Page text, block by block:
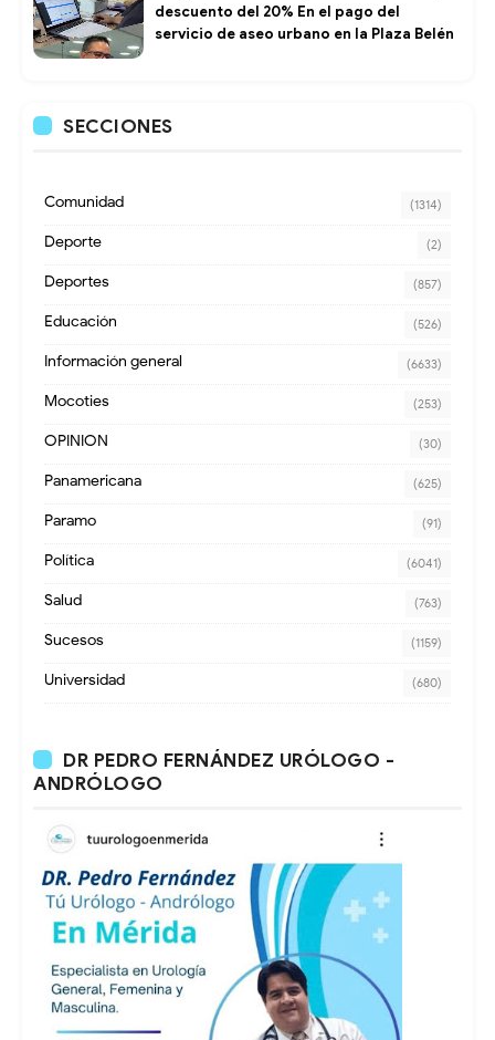
descuento del 20% En el pago del
servicio de aseo urbano en la Plaza Belén
SECCIONES
Comunidad (1314)
Deporte (2)
Deportes (857)
Educación (526)
Información general (6633)
Mocoties (253)
OPINION (30)
Panamericana (625)
Paramo (91)
Política (6041)
Salud (763)
Sucesos (1159)
Universidad (680)
DR PEDRO FERNÁNDEZ URÓLOGO -
ANDRÓLOGO